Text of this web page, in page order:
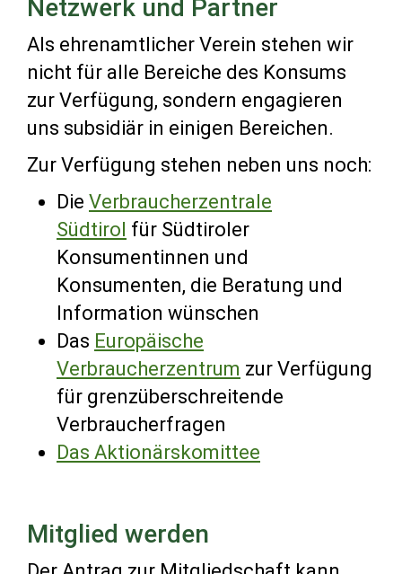
Netzwerk und Partner
Als ehrenamtlicher Verein stehen wir
nicht für alle Bereiche des Konsums
zur Verfügung, sondern engagieren
uns subsidiär in einigen Bereichen.
Zur Verfügung stehen neben uns noch:
Die Verbraucherzentrale
Südtirol für Südtiroler
Konsumentinnen und
Konsumenten, die Beratung und
Information wünschen
Das Europäische
Verbraucherzentrum zur Verfügung
für grenzüberschreitende
Verbraucherfragen
Das Aktionärskomittee
Mitglied werden